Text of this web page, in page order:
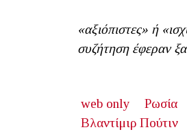
«αξιόπιστες» ή
συζήτηση έφεραν
web only
Ρωσία
Βλαντίμιρ Πούτιν